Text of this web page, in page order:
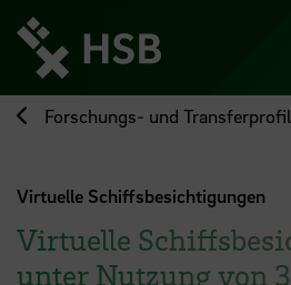
zum
Seiteninhalt
springen
Forschungs- und Transferprofil
Virtuelle Schiffsbesichtigungen
Virtuelle
unter Nutzung von